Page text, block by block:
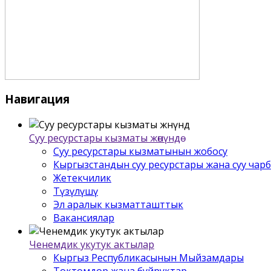
Навигация
Суу ресурстары кызматы жѳнүндѳ
Суу ресурстары кызматынын жобосу
Кыргызстандын суу ресурстары жана суу
Жетекчилик
Түзүлүшү
Эл аралык кызматташттык
Вакансиялар
Ченемдик укутук актылар
Кыргыз Республикасынын Мыйзамдары